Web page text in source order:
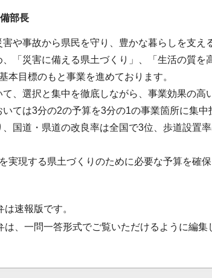
部長
や事故から県民を守り、豊かな暮らしを支え
「災害に備える県土づくり」、「生活の質
本目標のもと事業を進めております。
、選択と集中を徹底しながら、事業効果の高
ては3分の2の予算を3分の1の事業箇所に集
、国道・県道の改良率は全国で3位、歩道設置
実現する県土づくりのために必要な予算を確
速報版です。
は、一問一答形式でご覧いただけるように編